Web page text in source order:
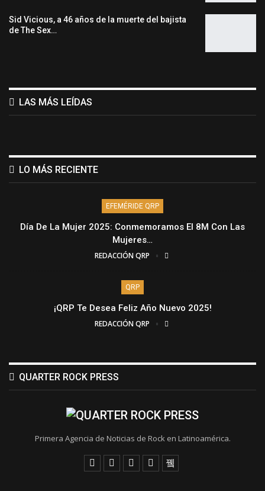
Sid Vicious, a 46 años de la muerte del bajista
de The Sex…
LAS MÁS LEÍDAS
LO MÁS RECIENTE
EFEMÉRIDE QRP
Día De La Mujer 2025: Conmemoramos El 8M Con Las
Mujeres…
REDACCIÓN QRP
QRP
¡QRP Te Desea Feliz Año Nuevo 2025!
REDACCIÓN QRP
QUARTER ROCK PRESS
Primera Agencia de Noticias de Rock en Latinoamérica.